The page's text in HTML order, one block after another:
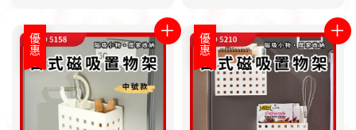
優惠 優惠